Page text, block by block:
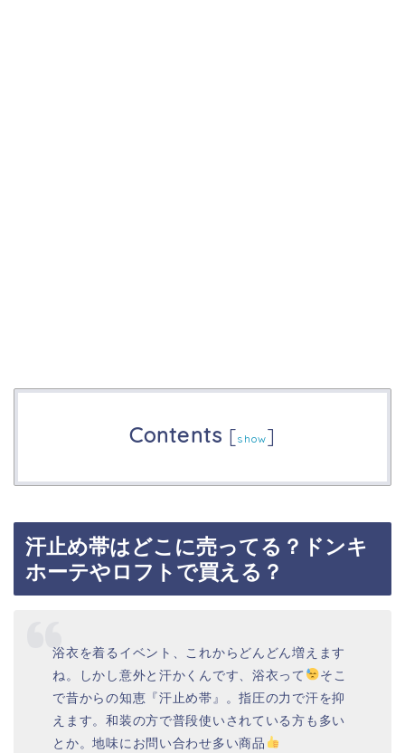
Contents [show]
汗止め帯はどこに売ってる？ドンキ
ホーテやロフトで買える？
浴衣を着るイベント、これからどんどん増えます
ね。しかし意外と汗かくんです、浴衣って
そこ
で昔からの知恵『汗止め帯』。指圧の力で汗を抑
えます。和装の方で普段使いされている方も多い
とか。地味にお問い合わせ多い商品